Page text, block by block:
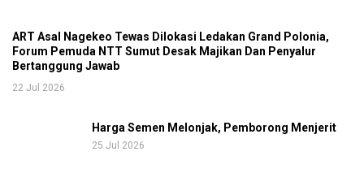
ART Asal Nagekeo Tewas Dilokasi Ledakan Grand Polonia,
Forum Pemuda NTT Sumut Desak Majikan Dan Penyalur
Bertanggung Jawab
22 Jul 2026
Harga Semen Melonjak, Pemborong Menjerit
25 Jul 2026